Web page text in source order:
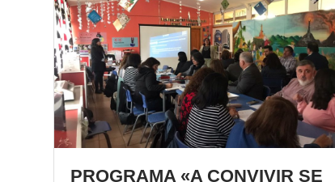
PROGRAMA «A CONVIVIR SE